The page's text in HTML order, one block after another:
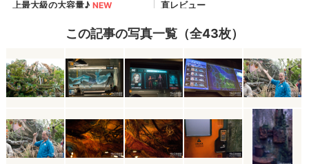
この記事の写真一覧（全43枚）